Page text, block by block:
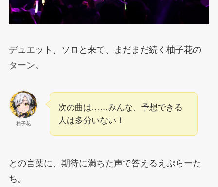
デュエット、ソロと来て、まだまだ続く柚子花の
ターン。
柚子花
次の曲は……みんな、予想できる
人は多分いない！
との言葉に、期待に満ちた声で答えるえぷらーた
ち。